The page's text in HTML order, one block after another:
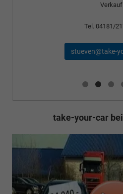
Verkauf
Tel. 04181/
stueven@take-
take-your-car